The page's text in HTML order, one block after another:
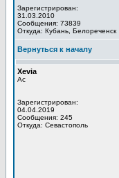
Зарегистрирован:
31.03.2010
Сообщения: 73839
Откуда: Кубань, Белореченск
Вернуться к началу
Xevia
Ас
Зарегистрирован:
04.04.2019
Сообщения: 245
Откуда: Севастополь